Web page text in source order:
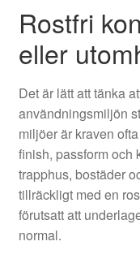
Rostfri
eller
Det är lätt att tänka
användningsmiljön
miljöer är kraven
finish, passform och
trapphus, bostäder
tillräckligt med en
förutsatt att
normal.